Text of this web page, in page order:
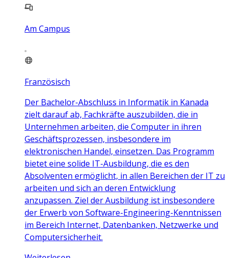
Am Campus
Französisch
Der Bachelor-Abschluss in Informatik in Kanada
zielt darauf ab, Fachkräfte auszubilden, die in
Unternehmen arbeiten, die Computer in ihren
Geschäftsprozessen, insbesondere im
elektronischen Handel, einsetzen. Das Programm
bietet eine solide IT-Ausbildung, die es den
Absolventen ermöglicht, in allen Bereichen der IT zu
arbeiten und sich an deren Entwicklung
anzupassen. Ziel der Ausbildung ist insbesondere
der Erwerb von Software-Engineering-Kenntnissen
im Bereich Internet, Datenbanken, Netzwerke und
Computersicherheit.